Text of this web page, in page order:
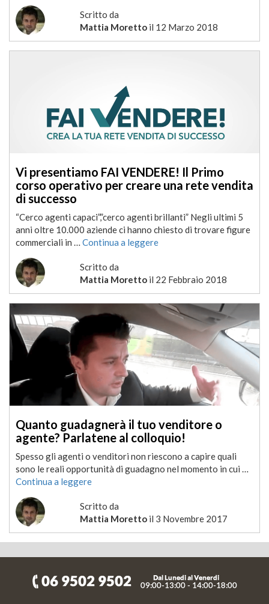
Scritto da
Mattia Morettoil 12 Marzo 2018
Vi presentiamo FAI VENDERE! Il Primo
corso operativo per creare una rete vendita
di successo
“Cerco agenti capaci”,”cerco agenti brillanti” Negli ultimi 5
anni oltre 10.000 aziende ci hanno chiesto di trovare figure
commerciali in … Continua a leggere
Scritto da
Mattia Morettoil 22 Febbraio 2018
Quanto guadagnerà il tuo venditore o
agente? Parlatene al colloquio!
Spesso gli agenti o venditori non riescono a capire quali
sono le reali opportunità di guadagno nel momento in cui …
Continua a leggere
Scritto da
Mattia Morettoil 3 Novembre 2017